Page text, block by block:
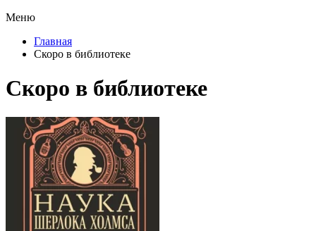
Меню
Главная
Скоро в библиотеке
Скоро в библиотеке